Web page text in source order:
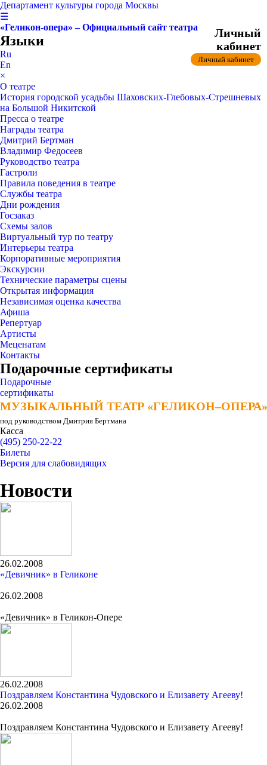
Департамент культуры города Москвы
☰
«Геликон-опера» – Официальный сайт театра
Языки
Ru
En
×
О театре
История городской усадьбы Шаховских-Глебовых-Стрешневых
на Большой Никитской
Пресса о театре
Награды театра
Дмитрий Бертман
Владимир Федосеев
Руководство театра
Гастроли
Правила поведения в театре
Службы театра
Дни рождения
Госзаказ
Схемы залов
Виртуальный тур по театру
Интерьеры театра
Корпоративные мероприятия
Экскурсии
Технические параметры сцены
Открытая информация
Независимая оценка качества
Афиша
Репертуар
Артисты
Меценатам
Контакты
Подарочные сертификаты
Подарочные
сертификаты
МУЗЫКАЛЬНЫЙ ТЕАТР «ГЕЛИКОН–ОПЕРА»
МУЗЫКАЛЬНЫЙ ТЕАТР «ГЕЛИКОН–ОПЕРА»
под руководством Дмитрия Бертмана
Касса
(495) 250-22-22
Личный
кабинет
Личный кабинет
Билеты
Версия для слабовидящих
Новости
26.02.2008
«Девичник» в Геликоне
26.02.2008
«Девичник» в Геликон-Опере
26.02.2008
Поздравляем Константина Чудовского и Елизавету Агееву!
26.02.2008
Поздравляем Константина Чудовского и Елизавету Агееву!